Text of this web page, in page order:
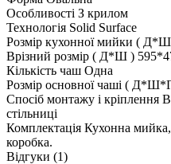
Особливості З крилом
Технологія Solid Surface
Розмір кухонної мийки (
Врізний розмір ( Д*Ш )
Кількість чаш Одна
Розмір основної чаші (
Спосіб монтажу і кріплення
стільниці
Комплектація Кухонна мийка,
коробка.
Відгуки (1)